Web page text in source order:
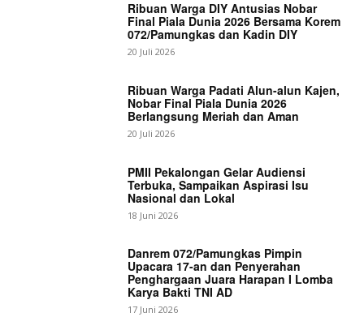
Ribuan Warga DIY Antusias Nobar
Final Piala Dunia 2026 Bersama Korem
072/Pamungkas dan Kadin DIY
20 Juli 2026
Ribuan Warga Padati Alun-alun Kajen,
Nobar Final Piala Dunia 2026
Berlangsung Meriah dan Aman
20 Juli 2026
PMII Pekalongan Gelar Audiensi
Terbuka, Sampaikan Aspirasi Isu
Nasional dan Lokal
18 Juni 2026
Danrem 072/Pamungkas Pimpin
Upacara 17-an dan Penyerahan
Penghargaan Juara Harapan I Lomba
Karya Bakti TNI AD
17 Juni 2026